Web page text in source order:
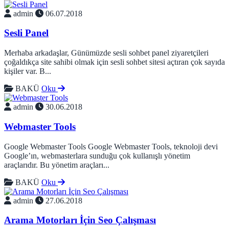
admin 06.07.2018
Sesli Panel
Merhaba arkadaşlar, Günümüzde sesli sohbet panel ziyaretçileri
çoğaldıkça site sahibi olmak için sesli sohbet sitesi açtıran çok sayıda
kişiler var. B...
BAKÜ Oku
admin 30.06.2018
Webmaster Tools
Google Webmaster Tools Google Webmaster Tools, teknoloji devi
Google’ın, webmasterlara sunduğu çok kullanışlı yönetim
araçlarıdır. Bu yönetim araçları...
BAKÜ Oku
admin 27.06.2018
Arama Motorları İçin Seo Çalışması